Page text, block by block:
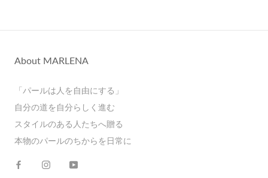
About MARLENA
「パールは人を自由にする」
自分の道を自分らしく進む
スタイルのある人たちへ贈る
本物のパールのちからを日常に